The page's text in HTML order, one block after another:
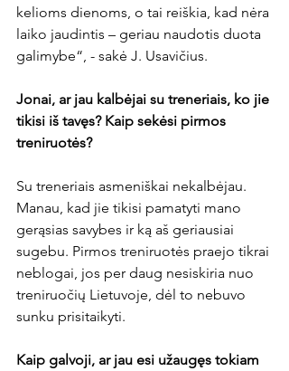
kelioms dienoms, o tai reiškia, kad nėra
laiko jaudintis – geriau naudotis duota
galimybe“, - sakė J. Usavičius.
Jonai, ar jau kalbėjai su treneriais, ko jie
tikisi iš tavęs? Kaip sekėsi pirmos
treniruotės?
Su treneriais asmeniškai nekalbėjau.
Manau, kad jie tikisi pamatyti mano
gerąsias savybes ir ką aš geriausiai
sugebu. Pirmos treniruotės praejo tikrai
neblogai, jos per daug nesiskiria nuo
treniruočių Lietuvoje, dėl to nebuvo
sunku prisitaikyti.
Kaip galvoji, ar jau esi užaugęs tokiam